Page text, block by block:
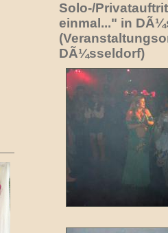
Solo-/
einmal..." in
DÃ¼sseldorf)